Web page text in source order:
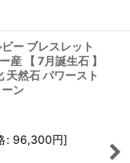
ー ブレスレット
【 7月誕生石 】
天然石 パワースト
ン
: 96,300円]